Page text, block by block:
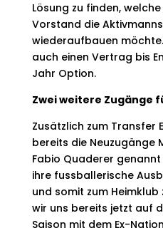
Lösung zu finden,
Vorstand die
wiederaufbauen
auch einen Vertrag bis
Jahr Option.
Zwei weitere Zugänge
Zusätzlich zum Transfer
bereits die Neuzugänge
Fabio Quaderer
ihre fussballerische
und somit zum
wir uns bereits jetzt auf
Saison mit dem Ex-